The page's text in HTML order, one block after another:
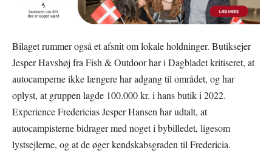
Bilaget rummer også et afsnit om lokale holdninger. Butiksejer
Jesper Havshøj fra Fish & Outdoor har i Dagbladet kritiseret, at
autocamperne ikke længere har adgang til området, og har
oplyst, at gruppen lagde 100.000 kr. i hans butik i 2022.
Experience Fredericias Jesper Hansen har udtalt, at
autocampisterne bidrager med noget i bybilledet, ligesom
lystsejlerne, og at de øger kendskabsgraden til Fredericia.